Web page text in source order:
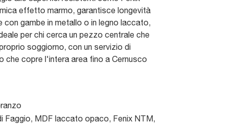
effetto marmo, garantisce longevità
con gambe in metallo o in legno laccato,
per chi cerca un pezzo centrale che
soggiorno, con un servizio di
che copre l'intera area fino a Cernusco
Faggio, MDF laccato opaco, Fenix NTM,